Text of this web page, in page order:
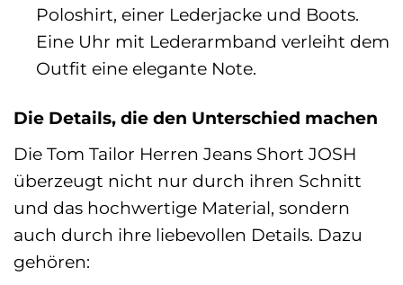
Poloshirt, einer Lederjacke und Boots.
Eine Uhr mit Lederarmband verleiht dem
Outfit eine elegante Note.
Die Details, die den Unterschied machen
Die Tom Tailor Herren Jeans Short JOSH
überzeugt nicht nur durch ihren Schnitt
und das hochwertige Material, sondern
auch durch ihre liebevollen Details. Dazu
gehören: